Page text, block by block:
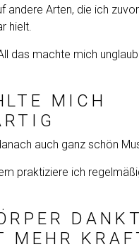
andere Arten, die ich
hielt.
das machte mich
MICH
auch ganz schön
praktiziere ich
MEHR